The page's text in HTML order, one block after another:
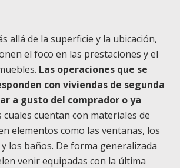
allá de la superficie y la ubicación,
el foco en las prestaciones y el
Las operaciones que se
con viviendas de segunda
a gusto del comprador o ya
cuales cuentan con materiales de
elementos como las ventanas, los
los baños. De forma generalizada
venir equipadas con la última